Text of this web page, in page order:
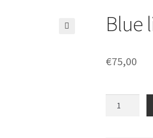
Blue
€75,00